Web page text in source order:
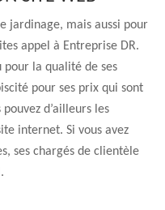
jardinage, mais aussi pour
appel à Entreprise DR.
pour la qualité de ses
pour ses prix qui sont
d’ailleurs les
internet. Si vous avez
ses chargés de clientèle